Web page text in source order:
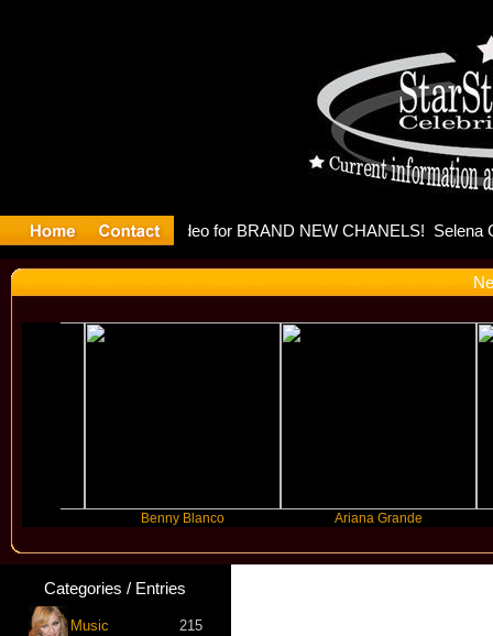
Benny Blanco Ariana Grande
Categories / Entries
Music 215